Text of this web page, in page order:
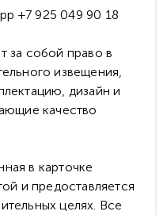
+7 925 049 90 18
за собой право в
извещения,
дизайн и
качество
в карточке
и предоставляется
целях. Все